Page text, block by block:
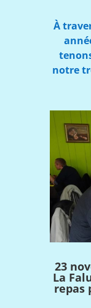
À
notre
23
La
repas